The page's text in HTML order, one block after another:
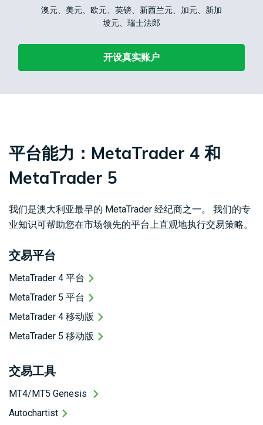
澳元、美元、欧元、英镑、新西兰元、加元、新加
坡元、瑞士法郎
开设真实账户
平台能力：MetaTrader 4 和
MetaTrader 5
我们是澳大利亚最早的 MetaTrader 经纪商之一。 我们的专
业知识可帮助您在市场领先的平台上直观地执行交易策略。
交易平台
MetaTrader 4 平台
MetaTrader 5 平台
MetaTrader 4 移动版
MetaTrader 5 移动版
交易工具
MT4/MT5 Genesis
Autochartist